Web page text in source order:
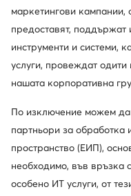
adidas
86,41€
маркетингови кампании,
предоставят,
инструменти и системи,
услуги, провеждат
нашата корпоративна
По изключение можем
партньори за обработка
пространство (ЕИП),
необходимо, във връзка
особено ИТ услуги, от